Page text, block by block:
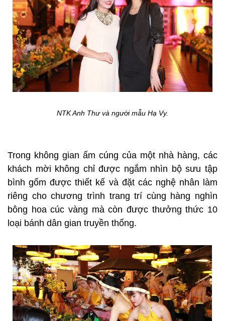
NTK Anh Thư và người mẫu Hạ Vy.
Trong không gian ấm cúng của một nhà hàng, các
khách mời không chỉ được ngắm nhìn bộ sưu tập
bình gốm được thiết kế và đặt các nghệ nhân làm
riêng cho chương trình trang trí cùng hàng nghìn
bông hoa cúc vàng mà còn được thưởng thức 10
loại bánh dân gian truyền thống.